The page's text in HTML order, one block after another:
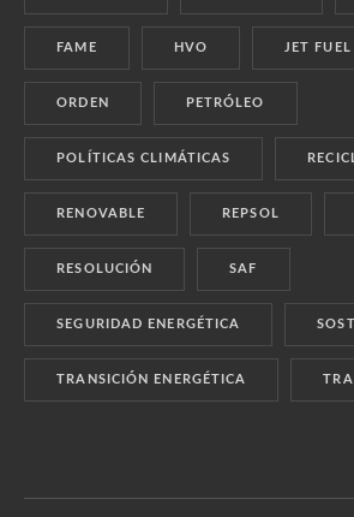
FAME HVO JET FUEL
ORDEN PETRÓLEO
POLÍTICAS CLIMÁTICAS
RENOVABLE REPSOL
RESOLUCIÓN SAF
SEGURIDAD ENERGÉTICA
TRANSICIÓN ENERGÉTICA